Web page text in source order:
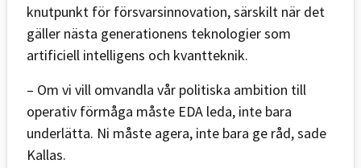
knutpunkt för försvarsinnovation, särskilt när det
gäller nästa generationens teknologier som
artificiell intelligens och kvantteknik.
– Om vi vill omvandla vår politiska ambition till
operativ förmåga måste EDA leda, inte bara
underlätta. Ni måste agera, inte bara ge råd, sade
Kallas.